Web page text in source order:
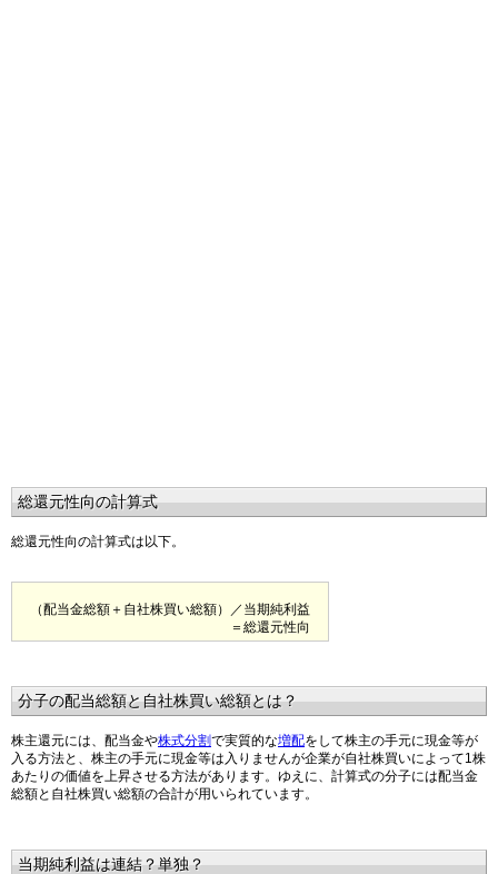
総還元性向の計算式
総還元性向の計算式は以下。
（配当金総額＋自社株買い総額）／当期純利益
＝総還元性向
分子の配当総額と自社株買い総額とは？
株主還元には、配当金や株式分割で実質的な増配をして株主の手元に現金等が
入る方法と、株主の手元に現金等は入りませんが企業が自社株買いによって1株
あたりの価値を上昇させる方法があります。ゆえに、計算式の分子には配当金
総額と自社株買い総額の合計が用いられています。
当期純利益は連結？単独？